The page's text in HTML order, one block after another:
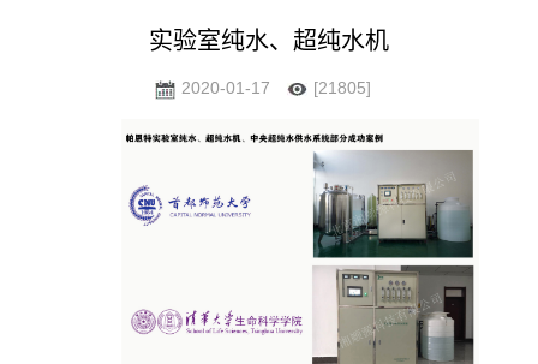
实验室纯水、超纯水机
2020-01-17 [21805]